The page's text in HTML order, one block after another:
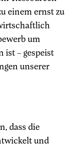
einem ernst zu
um
ist – gespeist
unserer
dass die
und